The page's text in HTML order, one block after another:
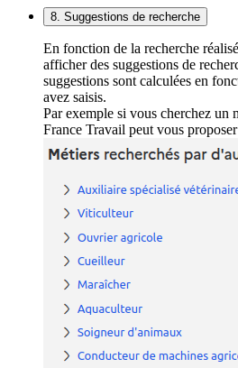
8. Suggestions de recherche
En fonction de la recherche
afficher des suggestions de
suggestions sont calculées en
avez saisis.
Par exemple si vous cherchez un
France Travail peut vous